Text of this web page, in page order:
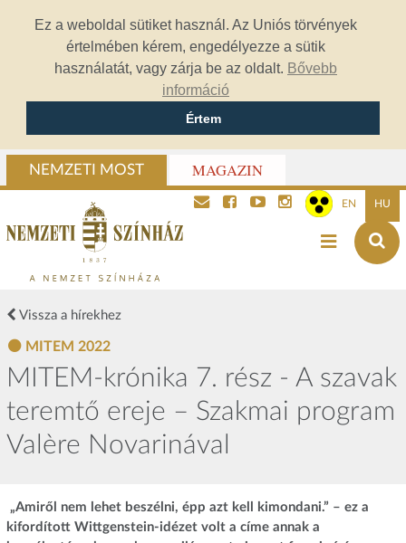
Ez a weboldal sütiket használ. Az Uniós törvények
értelmében kérem, engedélyezze a sütik
használatát, vagy zárja be az oldalt. Bővebb
információ
Értem
NEMZETI MOST MAGAZIN
EN HU
Vissza a hírekhez
MITEM 2022
MITEM-krónika 7. rész - A szavak
teremtő ereje – Szakmai program
Valère Novarinával
„Amiről nem lehet beszélni, épp azt kell kimondani.” – ez a
kifordított Wittgenstein-idézet volt a címe annak a